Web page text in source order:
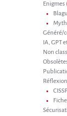
Enigmes
Généré/
IA, GPT
Non